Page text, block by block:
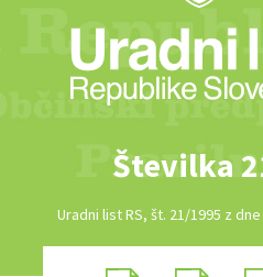
Številka
Uradni list RS, št. 21/1995 z dne